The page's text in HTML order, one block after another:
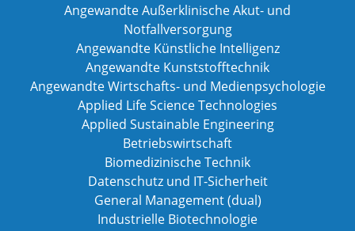
Angewandte Außerklinische Akut- und
Notfallversorgung
Angewandte Künstliche Intelligenz
Angewandte Kunststofftechnik
Angewandte Wirtschafts- und Medienpsychologie
Applied Life Science Technologies
Applied Sustainable Engineering
Betriebswirtschaft
Biomedizinische Technik
Datenschutz und IT-Sicherheit
General Management (dual)
Industrielle Biotechnologie